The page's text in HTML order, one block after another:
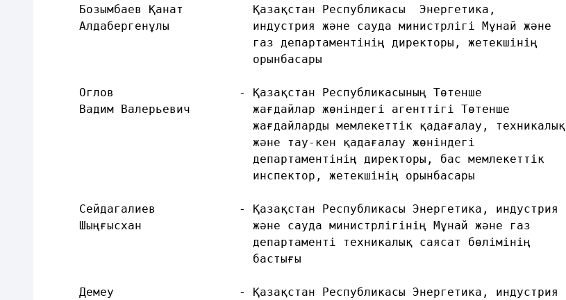
Бозымбаев Қанат          Қазақстан Республикасы  Энергетика,
Алдабергенұлы            индустрия және сауда министрлігі Мұнай және
газ департаментінің директоры, жетекшінің
орынбасары
Оглов                  - Қазақстан Республикасының Төтенше
Вадим Валерьевич         жағдайлар жөніндегі агенттігі Төтенше
жағдайларды мемлекеттік қадағалау, техникалық
және тау-кен қадағалау жөніндегі
департаментінің директоры, бас мемлекеттік
инспектор, жетекшінің орынбасары
Сейдагалиев            - Қазақстан Республикасы Энергетика, индустрия
Шыңғысхан                және сауда министрлігінің Мұнай және газ
департаменті техникалық саясат бөлімінің
бастығы
Демеу                  - Қазақстан Республикасы Энергетика, индустрия